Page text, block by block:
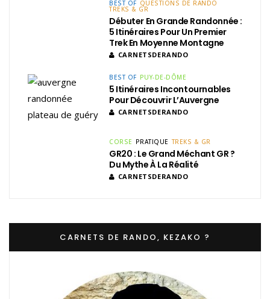
BEST OF QUESTIONS DE RANDO
TREKS & GR
Débuter En Grande Randonnée :
5 Itinéraires Pour Un Premier
Trek En Moyenne Montagne
CARNETSDERANDO
BEST OF PUY-DE-DÔME
5 Itinéraires Incontournables
Pour Découvrir L’Auvergne
CARNETSDERANDO
CORSE PRATIQUE TREKS & GR
GR20 : Le Grand Méchant GR ?
Du Mythe À La Réalité
CARNETSDERANDO
CARNETS DE RANDO, KEZAKO ?